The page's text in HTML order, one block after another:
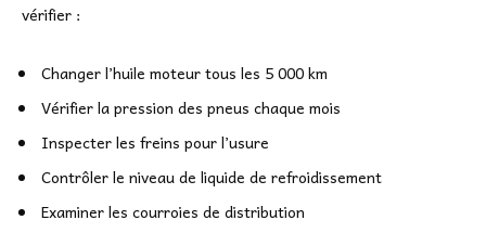
vérifier :
Changer l’huile moteur tous les 5 000 km
Vérifier la pression des pneus chaque mois
Inspecter les freins pour l’usure
Contrôler le niveau de liquide de refroidissement
Examiner les courroies de distribution